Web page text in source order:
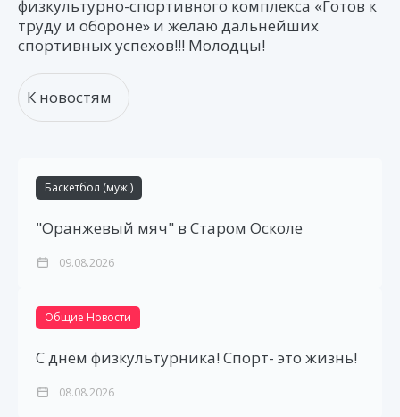
физкультурно-спортивного комплекса «Готов к
труду и обороне» и желаю дальнейших
спортивных успехов!!! Молодцы!
К новостям
Баскетбол (муж.)
"Оранжевый мяч" в Старом Осколе
09.08.2026
Общие Новости
С днём физкультурника! Спорт- это жизнь!
08.08.2026